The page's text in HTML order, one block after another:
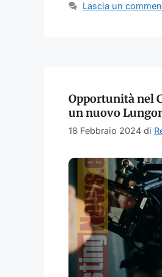
Lascia un
Opportunità nel
un nuovo
18 Febbraio 2024 di